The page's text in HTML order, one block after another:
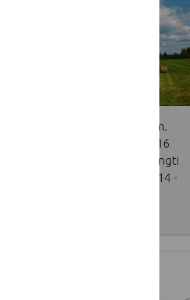
Informuojame, kad 2014-2020 m.
Tinklo veiksmų programos ir 2016
m. veiksmų plano projektai parengti
pagal Lietuvos kaimo plėtros 2014 -